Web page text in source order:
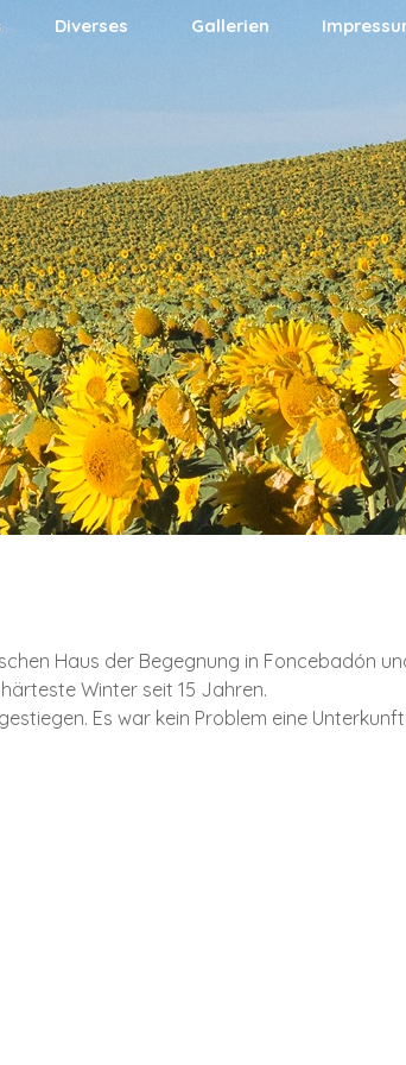
Menü überspringen
▼
Diverses ▼
Gallerien ▼
Haus der Begegnung in Foncebadón
Winter seit 15 Jahren.
Es war kein Problem eine